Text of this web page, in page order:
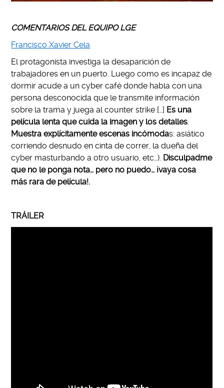
COMENTARIOS DEL EQUIPO LGE
Francisco Xavier Cela
El protagonista investiga la desaparición de
trabajadores en un puerto. Luego como es incapaz de
dormir acude a un cyber café donde habla con una
persona desconocida que le transmite información
sobre la trama y juega al counter strike […] Es una
película lenta que cuida la imagen y los detalles.
Muestra explícitamente escenas incómodas: asiático
corriendo desnudo en cinta de correr, la dueña del
cyber masturbando a otro usuario, etc…). Disculpadme
que no le ponga nota… pero no puedo… ¡vaya cosa
más rara de película!.
TRÁILER